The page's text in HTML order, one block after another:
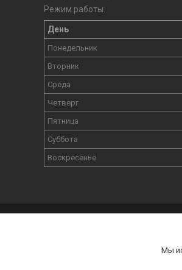
Режим работы:
День
Понедельник
Вторник
Среда
Четверг
Пятница
Суббота
Воскресенье
Мы